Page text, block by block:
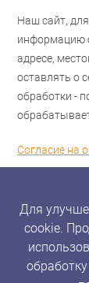
Наш сайт,
информацию
адресе,
оставлять о
обработки -
Согласие на
Для
cookie.